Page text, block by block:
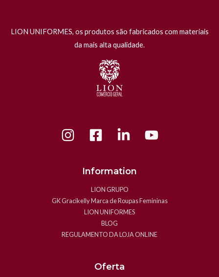
LION UNIFORMES, os produtos são fabricados com materiais
da mais alta qualidade.
Information
LION GRUPO
GK Gracikelly Marca de Roupas Femininas
LION UNIFORMES
BLOG
REGULAMENTO DA LOJA ONLINE
Oferta